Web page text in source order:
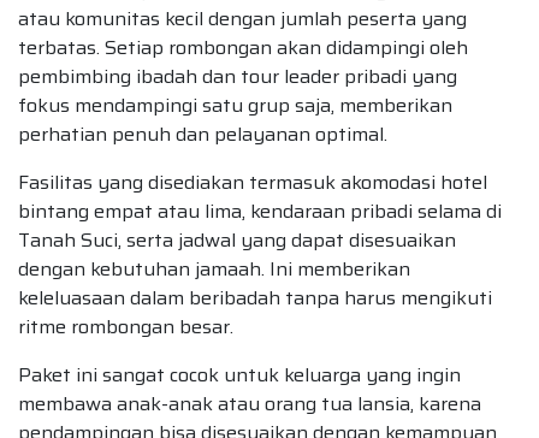
atau komunitas kecil dengan jumlah peserta yang
terbatas. Setiap rombongan akan didampingi oleh
pembimbing ibadah dan tour leader pribadi yang
fokus mendampingi satu grup saja, memberikan
perhatian penuh dan pelayanan optimal.
Fasilitas yang disediakan termasuk akomodasi hotel
bintang empat atau lima, kendaraan pribadi selama di
Tanah Suci, serta jadwal yang dapat disesuaikan
dengan kebutuhan jamaah. Ini memberikan
keleluasaan dalam beribadah tanpa harus mengikuti
ritme rombongan besar.
Paket ini sangat cocok untuk keluarga yang ingin
membawa anak-anak atau orang tua lansia, karena